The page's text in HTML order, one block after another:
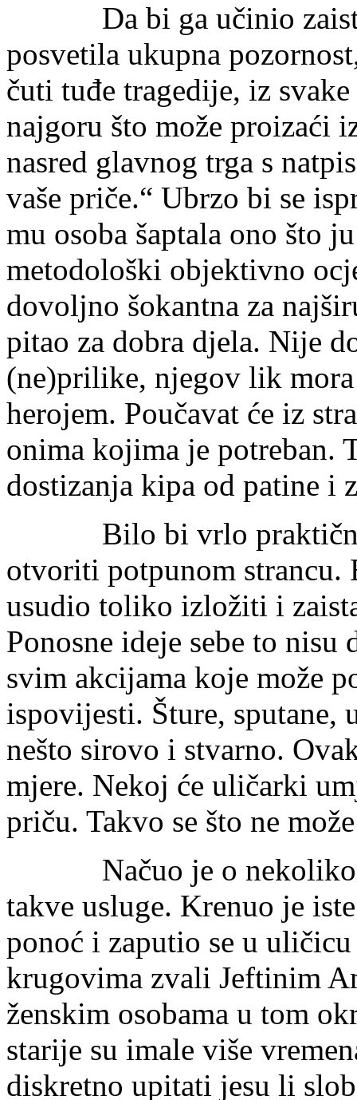
Da bi ga učinio zaista
posvetila ukupna
čuti tuđe tragedije, iz
najgoru što može proizaći
nasred glavnog trga s
vaše priče.“ Ubrzo bi se
mu osoba šaptala ono što
metodološki objektivno
dovoljno šokantna za
pitao za dobra djela. Nije
(ne)prilike, njegov lik
herojem. Poučavat će iz
onima kojima je potreban.
dostizanja kipa od patine i
Bilo bi vrlo praktično
otvoriti potpunom
usudio toliko izložiti i
Ponosne ideje sebe to nisu
svim akcijama koje može
ispovijesti. Šture, sputane,
nešto sirovo i stvarno.
mjere. Nekoj će uličarki
priču. Takvo se što ne
Načuo je o nekoliko
takve usluge. Krenuo je
ponoć i zaputio se u
krugovima zvali Jeftinim
ženskim osobama u tom
starije su imale više
diskretno upitati jesu li